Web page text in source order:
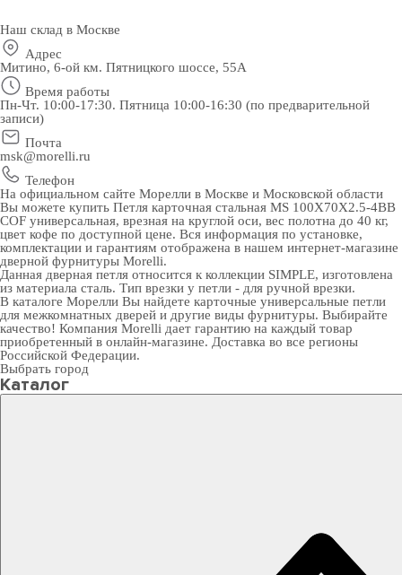
Наш склад в Москве
Адрес
Митино, 6-ой км. Пятницкого шоссе, 55А
Время работы
Пн-Чт. 10:00-17:30. Пятница 10:00-16:30 (по предварительной
записи)
Почта
msk@morelli.ru
Телефон
На официальном сайте Морелли в Москве и Московской области
Вы можете купить Петля карточная стальная MS 100X70X2.5-4BB
COF универсальная, врезная на круглой оси, вес полотна до 40 кг,
цвет кофе по доступной цене. Вся информация по установке,
комплектации и гарантиям отображена в нашем интернет-магазине
дверной фурнитуры Morelli.
Данная дверная петля относится к коллекции SIMPLE, изготовлена
из материала сталь. Тип врезки у петли - для ручной врезки.
В каталоге Морелли Вы найдете карточные универсальные петли
для межкомнатных дверей и другие виды фурнитуры. Выбирайте
качество! Компания Morelli дает гарантию на каждый товар
приобретенный в онлайн-магазине. Доставка во все регионы
Российской Федерации.
Выбрать город
Каталог